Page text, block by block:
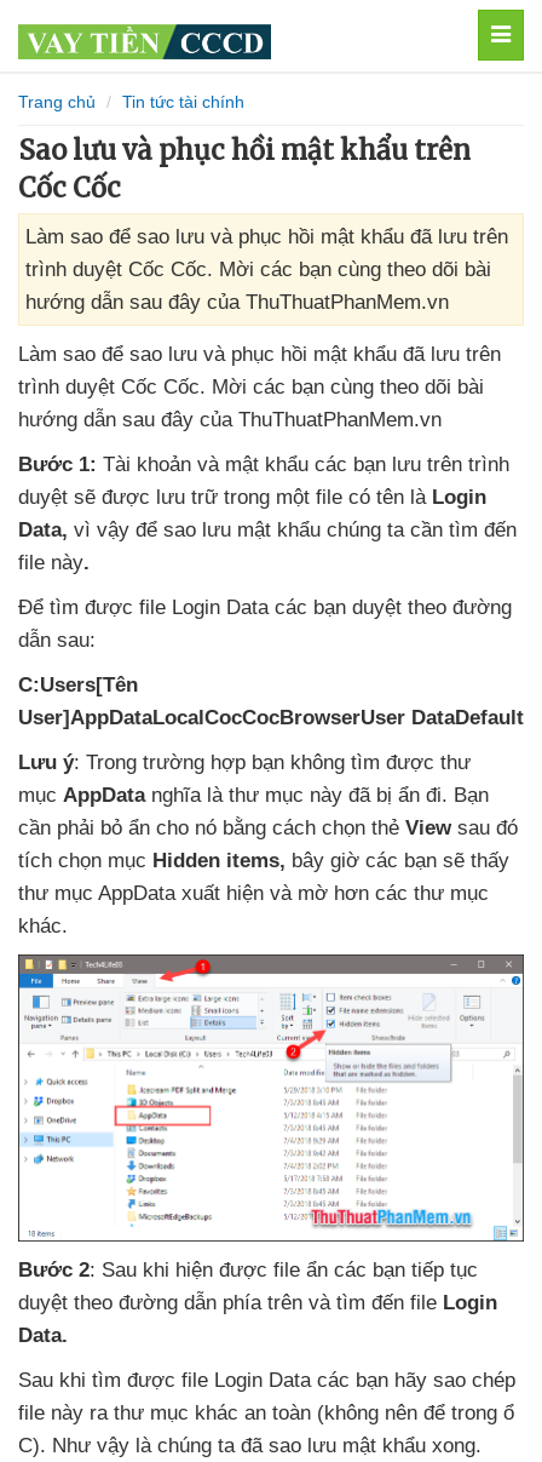
Trang chủ Tin tức tài chính
Sao lưu và phục hồi mật khẩu trên
Cốc Cốc
Làm sao để sao lưu và phục hồi mật khẩu đã lưu trên
trình duyệt Cốc Cốc. Mời các bạn cùng theo dõi bài
hướng dẫn sau đây của ThuThuatPhanMem.vn
Làm sao để sao lưu và phục hồi mật khẩu đã lưu trên
trình duyệt Cốc Cốc. Mời các bạn cùng theo dõi bài
hướng dẫn sau đây của ThuThuatPhanMem.vn
Bước 1: Tài khoản và mật khẩu các bạn lưu trên trình
duyệt sẽ được lưu trữ trong một file có tên là Login
Data, vì vậy để sao lưu mật khẩu chúng ta cần tìm đến
file này.
Để tìm được file Login Data các bạn duyệt theo đường
dẫn sau:
C:Users[Tên
User]AppDataLocalCocCocBrowserUser DataDefault
Lưu ý: Trong trường hợp bạn không tìm được thư
mục AppDatanghĩa là thư mục này đã bị ẩn đi. Bạn
cần phải bỏ ẩn cho nó bằng cách chọn thẻ View sau đó
tích chọn mục Hidden items, bây giờ các bạn sẽ thấy
thư mục AppData xuất hiện và mờ hơn các thư mục
khác.
Bước 2: Sau khi hiện được file ẩn các bạn tiếp tục
duyệt theo đường dẫn phía trên và tìm đến file Login
Data.
Sau khi tìm được file Login Data các bạn hãy sao chép
file này ra thư mục khác an toàn (không nên để trong ổ
C). Như vậy là chúng ta đã sao lưu mật khẩu xong.